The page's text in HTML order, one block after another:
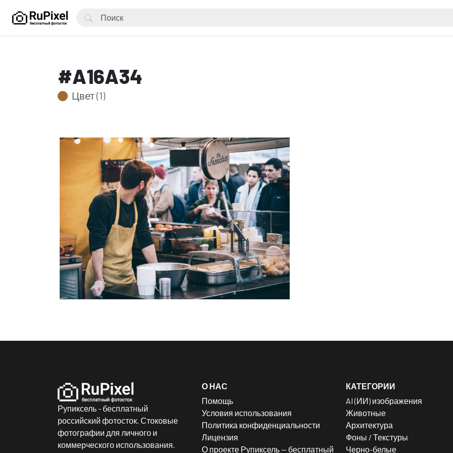
#A16A34
Цвет (1)
Рупиксель - бесплатный
российский фотосток. Стоковые
фотографии для личного и
коммерческого использования.
О НАС
Помощь
Условия использования
Политика конфиденциальности
Лицензия
О проекте Рупиксель — бесплатный
КАТЕГОРИИ
AI (ИИ) изображения
Животные
Архитектура
Фоны / Текстуры
Черно-белые